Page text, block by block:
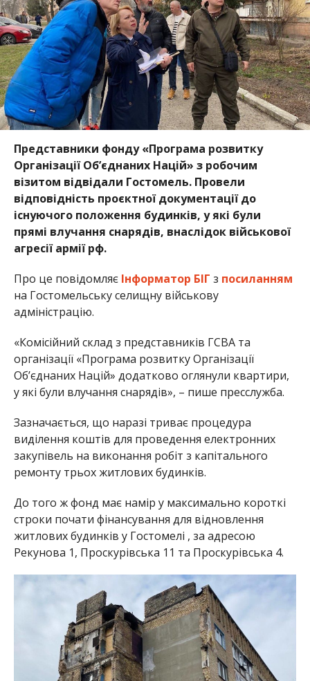
Представники фонду «Програма розвитку
Організації Об’єднаних Націй» з робочим
візитом відвідали Гостомель. Провели
відповідність проєктної документації до
існуючого положення будинків, у які були
прямі влучання снарядів, внаслідок військової
агресії армії рф.
Про це повідомляєІнформатор БІГ з посиланням
на Гостомельську селищну військову
адміністрацію.
«Комісійний склад з представників ГСВА та
організації «Програма розвитку Організації
Об’єднаних Націй» додатково оглянули квартири,
у які були влучання снарядів», – пише пресслужба.
Зазначається, що наразі триває процедура
виділення коштів для проведення електронних
закупівель на виконання робіт з капітального
ремонту трьох житлових будинків.
До того ж фонд має намір у максимально короткі
строки почати фінансування для відновлення
житлових будинків у Гостомелі , за адресою
Рекунова 1, Проскурівська 11 та Проскурівська 4.